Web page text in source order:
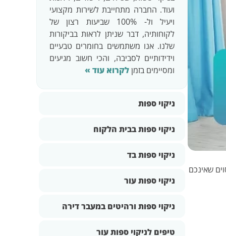
שאינכם
ועוד. החברה מתחייבת לשירות מקצועי
ויעיל ול- 100% שביעות רצון של
לקוחותיה, דבר שניתן לראות בביקורות
שלנו. אנו משתמשים בחומרים טבעיים
וידידותיים לסביבה, והכי חשוב מגיעים
ומסיימים בזמן לקרוא עוד »
ניקוי ספות
ניקוי ספות בבית הלקוח
ניקוי ספות בד
ניקוי ספות עור
ניקוי ספות ורהיטים במעבר דירה
טיפים לניקוי ספות עור